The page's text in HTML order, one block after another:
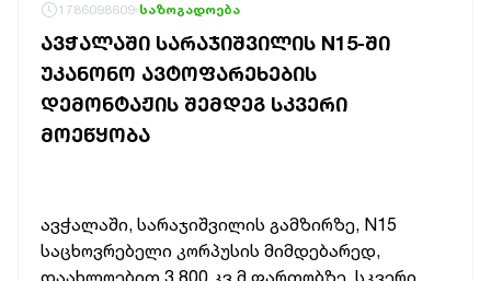
1786098609 საზოგადოება
ᲐᲕᲭᲐᲚᲐᲨᲘ ᲡᲐᲠᲐᲯᲘᲨᲕᲘᲚᲘᲡ N15-ᲨᲘ
ᲣᲙᲐᲜᲝᲜᲝ ᲐᲕᲢᲝᲤᲐᲠᲔᲮᲔᲑᲘᲡ
ᲓᲔᲛᲝᲜᲢᲐᲟᲘᲡ ᲨᲔᲛᲓᲔᲒ ᲡᲙᲕᲔᲠᲘ
ᲛᲝᲔᲬᲧᲝᲑᲐ
ავჭალაში, სარაჯიშვილის გამზირზე, N15
საცხოვრებელი კორპუსის მიმდებარედ,
დაახლოებით 3 800 კვ.მ ფართობზე, სკვერი